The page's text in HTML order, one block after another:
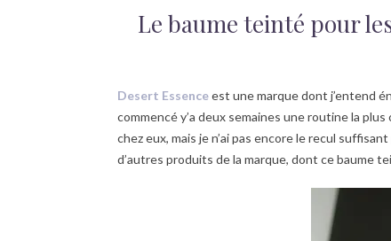
Le baume teinté pour
Desert Essenceest une marque dont j’entend
commencé y’a deux semaines une routine la
chez eux, mais je n’ai pas encore le recul
d’autres produits de la marque, dont ce baume